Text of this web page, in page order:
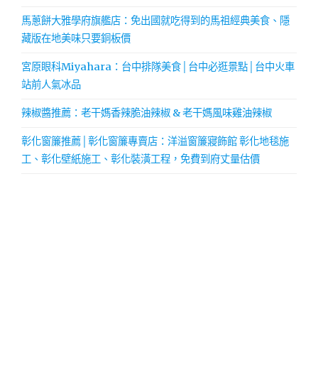
馬蔥餅大雅學府旗艦店：免出國就吃得到的馬祖經典美食、隱
藏版在地美味只要銅板價
宮原眼科Miyahara：台中排隊美食│台中必逛景點│台中火車
站前人氣冰品
辣椒醬推薦：老干媽香辣脆油辣椒 & 老干媽風味雞油辣椒
彰化窗簾推薦│彰化窗簾專賣店：洋溢窗簾寢飾館 彰化地毯施
工、彰化壁紙施工、彰化裝潢工程，免費到府丈量估價